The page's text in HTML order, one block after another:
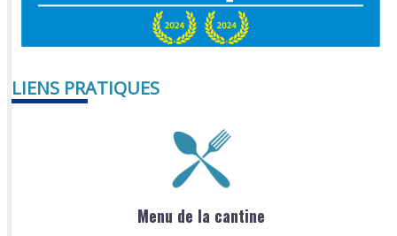
LIENS PRATIQUES
Menu de la cantine